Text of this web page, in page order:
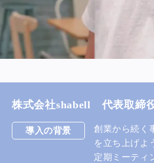
株式会社shabell 代表取締
導入の背景
創業から続く
を立ち上げよ
定期ミーティ